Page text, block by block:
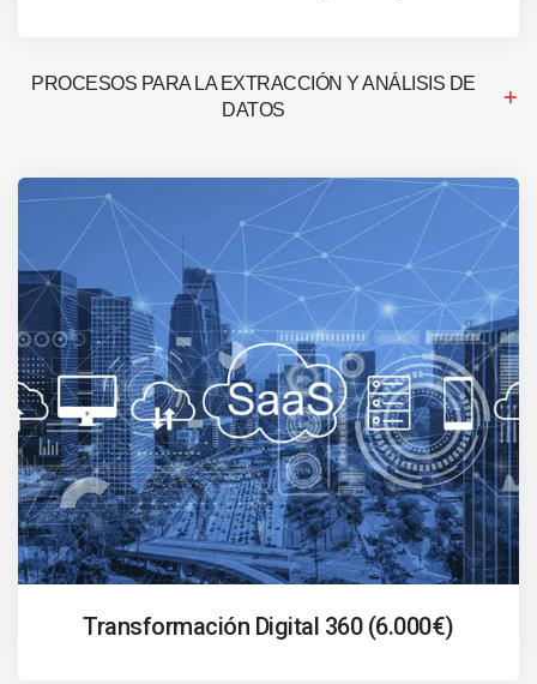
PROCESOS PARA LA EXTRACCIÓN Y ANÁLISIS DE
DATOS
Transformación Digital 360 (6.000€)